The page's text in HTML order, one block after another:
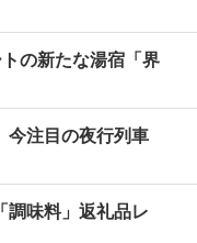
の新たな湯宿「界
今注目の夜行列車
調味料」返礼品レ